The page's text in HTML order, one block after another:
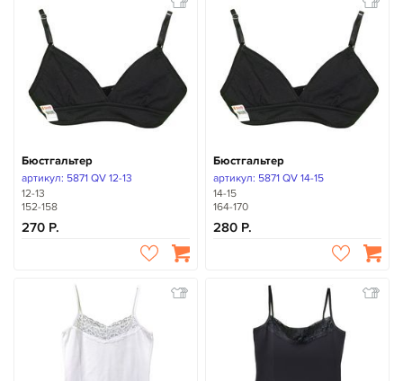
Бюстгальтер
артикул: 5871 QV 12-13
12-13
152-158
270
Бюстгальтер
артикул: 5871 QV 14-15
14-15
164-170
280